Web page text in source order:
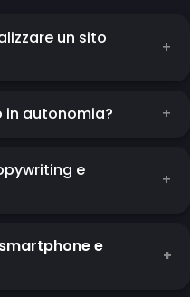
un sito
in autonomia?
e
e